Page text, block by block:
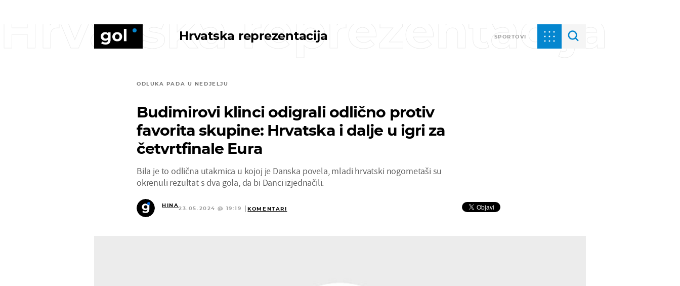
Hrvatska reprezentacija SPORTOVI
Hrvatska reprezentacija
ODLUKA PADA U NEDJELJU
Budimirovi klinci odigrali odlično protiv
favorita skupine: Hrvatska i dalje u igri za
četvrtfinale Eura
Bila je to odlična utakmica u kojoj je Danska povela, mladi hrvatski nogometaši su
okrenuli rezultat s dva gola, da bi Danci izjednačili.
HINA
23.05.2024 @ 19:19 KOMENTARI